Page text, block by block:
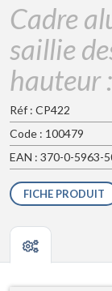
Cadre
saillie
hauteur
Réf : CP422
Code : 100479
EAN : 370-0-5963-
FICHE PRODUIT